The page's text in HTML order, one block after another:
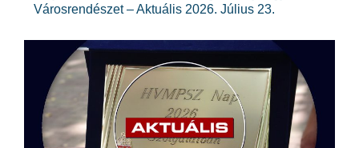
Városrendészet – Aktuális 2026. Július 23.